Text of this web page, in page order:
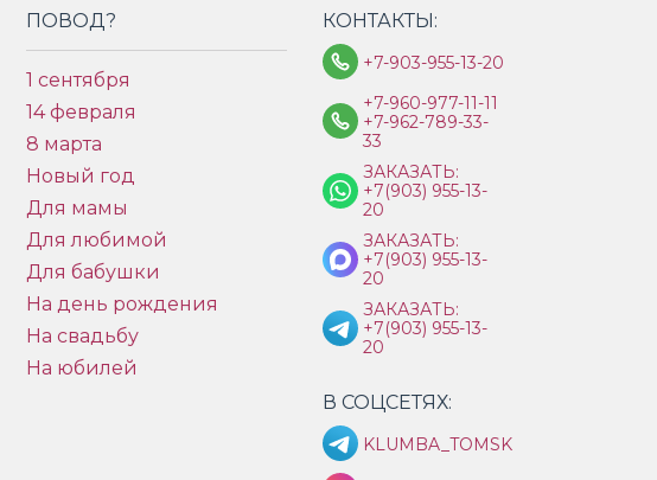
ПОВОД?
1 сентября
14 февраля
8 марта
Новый год
Для мамы
Для любимой
Для бабушки
На день рождения
На свадьбу
На юбилей
КОНТАКТЫ:
+7-903-955-13-20
+7-960-977-11-11
+7-962-789-33-
33
ЗАКАЗАТЬ:
+7(903) 955-13-
20
ЗАКАЗАТЬ:
+7(903) 955-13-
20
ЗАКАЗАТЬ:
+7(903) 955-13-
20
В СОЦСЕТЯХ:
KLUMBA_TOMSK